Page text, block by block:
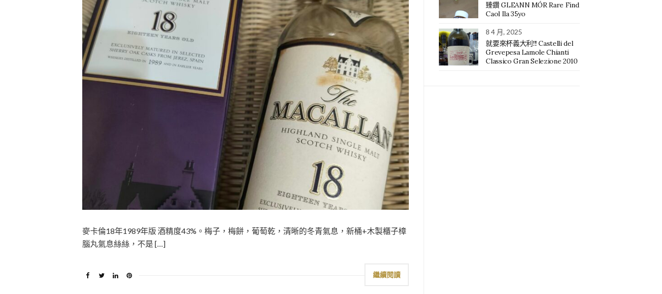
麥卡倫18年1989年版 酒精度43%。梅子，梅餅，葡萄乾，清晰的冬青氣息，新桶+木製櫃子樟
腦丸氣息絲絲，不是 […]
繼續閱讀
臻鑽 GLEANN MÓR Rare Find
Caol Ila 35yo
8 4 月, 2025
就要來杯義大利!!! Castelli del
Grevepesa Lamole Chianti
Classico Gran Selezione 2010